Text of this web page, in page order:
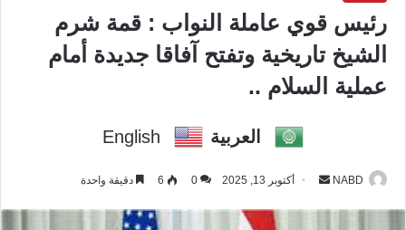
رئيس قوي عاملة النواب : قمة شرم
الشيخ تاريخية وتفتح آفاقا جديدة أمام
عملية السلام ..
العربية English
NABD أكتوبر 13, 2025 0
6 دقيقة واحدة